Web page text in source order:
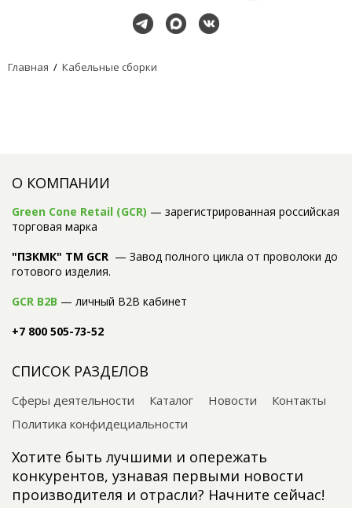
Главная / Кабельные сборки
О КОМПАНИИ
Green Cone Retail (GCR) — зарегистрированная российская
торговая марка
"ПЗКМК" TM GCR — Завод полного цикла от проволоки до
готового изделия.
GCR B2B — личный B2B кабинет
+7 800 505-73-52
СПИСОК РАЗДЕЛОВ
Сферы деятельности Каталог Новости
Контакты
Политика конфидециальности
Хотите быть лучшими и опережать
конкурентов, узнавая первыми новости
производителя и отрасли? Начните сейчас!